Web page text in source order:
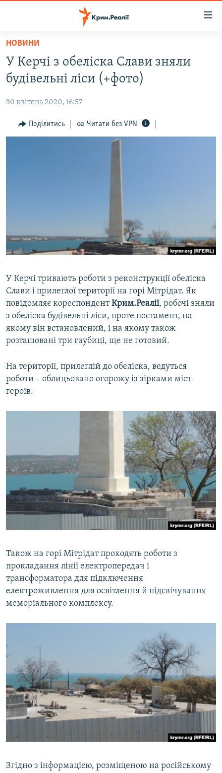
Перейти
основного
матеріалу
Перейти
до
навігації
Перейти
ВОДА.КРИМ
ВІДЕО ТА ФОТО
ПОЛІТИКА
БЛОГИ
СВІДЧЕННЯ ОКУПАЦІЇ
ІНФОГРАФІКА
Русский
Qırımtatar
ДОЛУЧАЙСЯ!
Усі сайти RFE/RL
НОВИНИ
У Керчі з обеліска Слави зняли
будівельні ліси (+фото)
30 квітень 2020, 16:57
Поділитись Читати без VPN
У Керчі тривають роботи з реконструкції обеліска
Слави і прилеглої території на горі Мітрідат. Як
повідомляє кореспондентКрим.Реалії, робочі зняли
з обеліска будівельні ліси, проте постамент, на
якому він встановлений, і на якому також
розташовані три гаубиці, ще не готовий.
На території, прилеглій до обеліска, ведуться
роботи – облицьовано огорожу із зірками міст-
героїв.
Також на горі Мітрідат проходять роботи з
прокладання лінії електропередач і
трансформатора для підключення
електроживлення для освітлення й підсвічування
меморіального комплексу.
Згідно з інформацією, розміщеною на російському